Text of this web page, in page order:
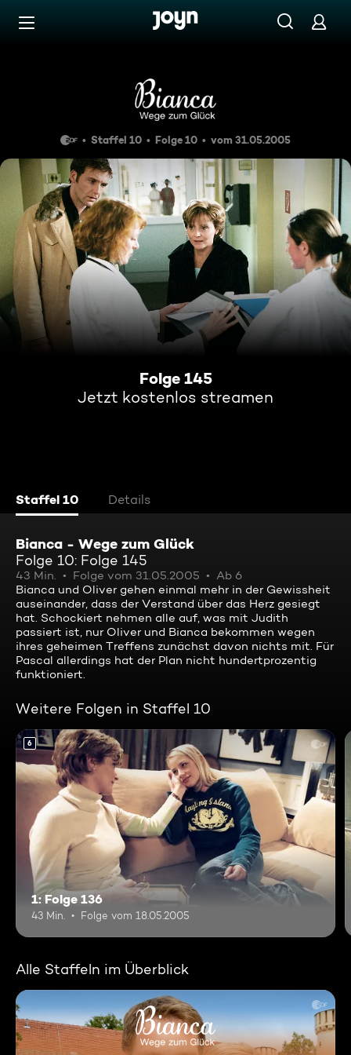
Zum Inhalt springen
Staffel 10 Folge 10 vom 31.05.2005
Folge 145
Jetzt kostenlos streamen
Staffel 10 Details
Bianca - Wege zum Glück
Folge 10: Folge 145
43 Min. Folge vom 31.05.2005
Ab 6
Bianca und Oliver gehen einmal mehr in der Gewissheit
auseinander, dass der Verstand über das Herz gesiegt
hat. Schockiert nehmen alle auf, was mit Judith
passiert ist, nur Oliver und Bianca bekommen wegen
ihres geheimen Treffens zunächst davon nichts mit. Für
Pascal allerdings hat der Plan nicht hundertprozentig
funktioniert.
Weitere Folgen in Staffel 10
6
1: Folge 136
43 Min. Folge vom 18.05.2005
Alle Staffeln im Überblick